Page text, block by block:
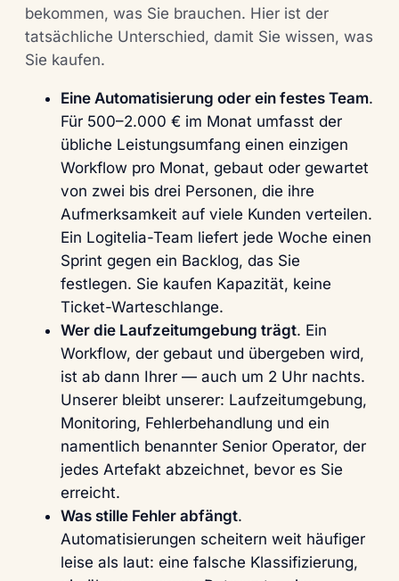
bekommen, was Sie brauchen. Hier ist der
tatsächliche Unterschied, damit Sie wissen, was
Sie kaufen.
Eine Automatisierung oder ein festes Team.
Für 500–2.000 € im Monat umfasst der
übliche Leistungsumfang einen einzigen
Workflow pro Monat, gebaut oder gewartet
von zwei bis drei Personen, die ihre
Aufmerksamkeit auf viele Kunden verteilen.
Ein Logitelia-Team liefert jede Woche einen
Sprint gegen ein Backlog, das Sie
festlegen. Sie kaufen Kapazität, keine
Ticket-Warteschlange.
Wer die Laufzeitumgebung trägt. Ein
Workflow, der gebaut und übergeben wird,
ist ab dann Ihrer — auch um 2 Uhr nachts.
Unserer bleibt unserer: Laufzeitumgebung,
Monitoring, Fehlerbehandlung und ein
namentlich benannter Senior Operator, der
jedes Artefakt abzeichnet, bevor es Sie
erreicht.
Was stille Fehler abfängt.
Automatisierungen scheitern weit häufiger
leise als laut: eine falsche Klassifizierung,